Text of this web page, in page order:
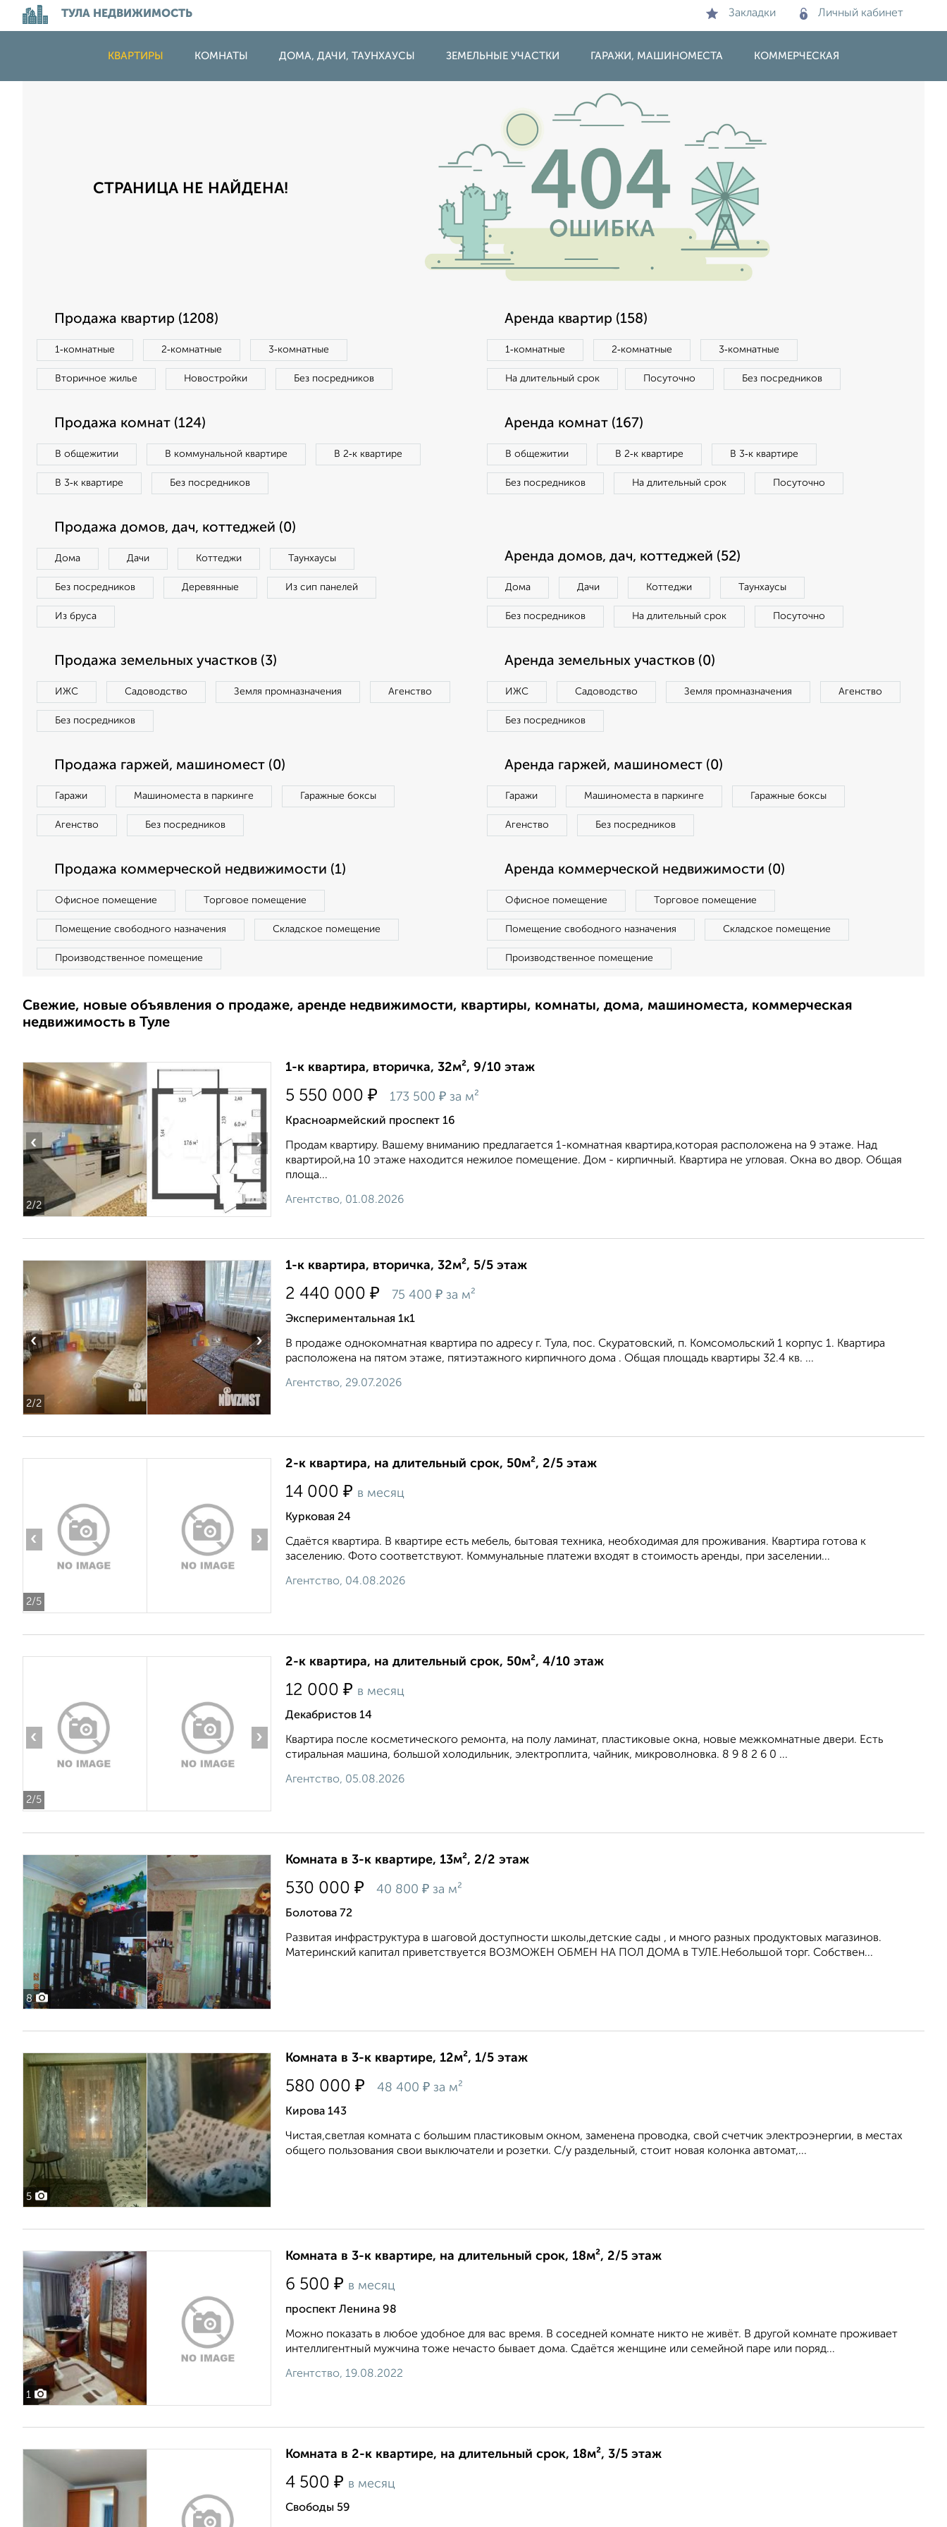
ТУЛА НЕДВИЖИМОСТЬ Закладки Личный кабинет
КВАРТИРЫ КОМНАТЫ ДОМА, ДАЧИ, ТАУНХАУСЫ ЗЕМЕЛЬНЫЕ УЧАСТКИ ГАРАЖИ, МАШИНОМЕСТА КОММЕРЧЕСКАЯ
СТРАНИЦА НЕ НАЙДЕНА!
Продажа квартир (1208)
1‑комнатные 2‑комнатные 3‑комнатные
Вторичное жилье Новостройки Без посредников
Аренда квартир (158)
1‑комнатные 2‑комнатные 3‑комнатные
На длительный срок Посуточно Без посредников
Продажа комнат (124)
В общежитии В коммунальной квартире В 2‑к квартире
В 3‑к квартире Без посредников
Аренда комнат (167)
В общежитии В 2‑к квартире В 3‑к квартире
Без посредников На длительный срок Посуточно
Продажа домов, дач, коттеджей (0)
Дома Дачи Коттеджи Таунхаусы
Без посредников Деревянные Из сип панелей
Из бруса
Аренда домов, дач, коттеджей (52)
Дома Дачи Коттеджи Таунхаусы
Без посредников На длительный срок Посуточно
Продажа земельных участков (3)
ИЖС Садоводство Земля промназначения Агенство
Без посредников
Аренда земельных участков (0)
ИЖС Садоводство Земля промназначения Агенство
Без посредников
Продажа гаржей, машиномест (0)
Гаражи Машиноместа в паркинге Гаражные боксы
Агенство Без посредников
Аренда гаржей, машиномест (0)
Гаражи Машиноместа в паркинге Гаражные боксы
Агенство Без посредников
Продажа коммерческой недвижимости (1)
Офисное помещение Торговое помещение
Помещение свободного назначения Складское помещение
Производственное помещение
Аренда коммерческой недвижимости (0)
Офисное помещение Торговое помещение
Помещение свободного назначения Складское помещение
Производственное помещение
Свежие, новые объявления о продаже, аренде недвижимости, квартиры, комнаты, дома, машиноместа, коммерческая
недвижимость в Туле
2/2
‹ ›
1-к квартира, вторичка, 32м², 9/10 этаж
5 550 000 ₽ 173 500 ₽ за м²
Красноармейский проспект 16
Продам квартиру. Вашему вниманию предлагается 1-комнатная квартира,которая расположена на 9 этаже. Над
квартирой,на 10 этаже находится нежилое помещение. Дом - кирпичный. Квартира не угловая. Окна во двор. Общая
площа...
Агентство, 01.08.2026
2/2
‹ ›
1-к квартира, вторичка, 32м², 5/5 этаж
2 440 000 ₽ 75 400 ₽ за м²
Экспериментальная 1к1
В продаже однокомнатная квартира по адресу г. Тула, пос. Скуратовский, п. Комсомольский 1 корпус 1. Квартира
расположена на пятом этаже, пятиэтажного кирпичного дома . Общая площадь квартиры 32.4 кв. ...
Агентство, 29.07.2026
2/5
‹ ›
2-к квартира, на длительный срок, 50м², 2/5 этаж
14 000 ₽ в месяц
Курковая 24
Сдаётся квартира. В квартире есть мебель, бытовая техника, необходимая для проживания. Квартира готова к
заселению. Фото соответствуют. Коммунальные платежи входят в стоимость аренды, при заселении...
Агентство, 04.08.2026
2/5
‹ ›
2-к квартира, на длительный срок, 50м², 4/10 этаж
12 000 ₽ в месяц
Декабристов 14
Квартира после косметического ремонта, на полу ламинат, пластиковые окна, новые межкомнатные двери. Есть
стиральная машина, большой холодильник, электроплита, чайник, микроволновка. 8 9 8 2 6 0 ...
Агентство, 05.08.2026
8
Комната в 3-к квартире, 13м², 2/2 этаж
530 000 ₽ 40 800 ₽ за м²
Болотова 72
Развитая инфраструктура в шаговой доступности школы,детские сады , и много разных продуктовых магазинов.
Материнский капитал приветствуется ВОЗМОЖЕН ОБМЕН НА ПОЛ ДОМА в ТУЛЕ.Небольшой торг. Собствен...
5
Комната в 3-к квартире, 12м², 1/5 этаж
580 000 ₽ 48 400 ₽ за м²
Кирова 143
Чистая,светлая комната с большим пластиковым окном, заменена проводка, свой счетчик электроэнергии, в местах
общего пользования свои выключатели и розетки. С/у раздельный, стоит новая колонка автомат,...
1
Комната в 3-к квартире, на длительный срок, 18м², 2/5 этаж
6 500 ₽ в месяц
проспект Ленина 98
Можно показать в любое удобное для вас время. В соседней комнате никто не живёт. В другой комнате проживает
интеллигентный мужчина тоже нечасто бывает дома. Сдаётся женщине или семейной паре или поряд...
Агентство, 19.08.2022
Комната в 2-к квартире, на длительный срок, 18м², 3/5 этаж
4 500 ₽ в месяц
Свободы 59